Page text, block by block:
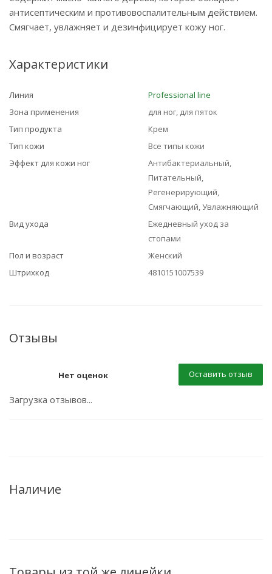
антисептическим и противовоспалительным действием.
Смягчает, увлажняет и дезинфицирует кожу ног.
Характеристики
Линия
Professional line
Зона применения
для ног, для пяток
Тип продукта
Крем
Тип кожи
Все типы кожи
Эффект для кожи ног
Антибактериальный,
Питательный,
Регенерирующий,
Смягчающий, Увлажняющий
Вид ухода
Ежедневный уход за
стопами
Пол и возраст
Женский
Штрихкод
4810151007539
Отзывы
Нет оценок Оставить отзыв
Загрузка отзывов...
Наличие